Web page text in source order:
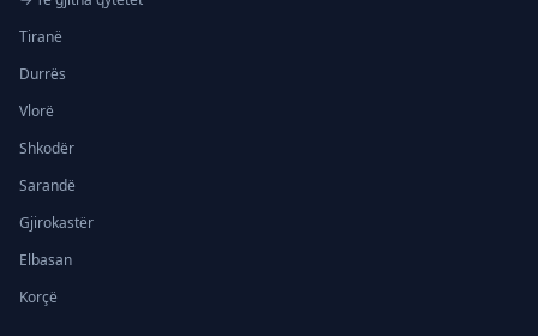
Tiranë
Durrës
Vlorë
Shkodër
Sarandë
Gjirokastër
Elbasan
Korçë